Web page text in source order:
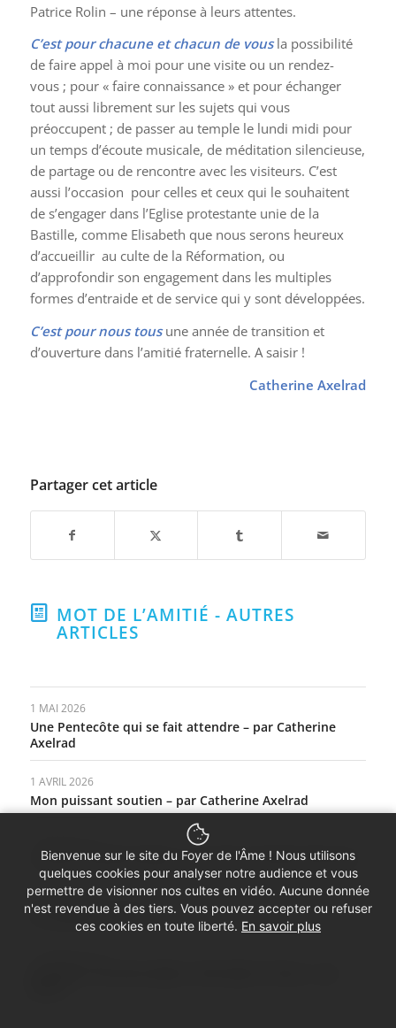
Patrice Rolin – une réponse à leurs attentes.
C’est pour chacune et chacun de vousla possibilité
de faire appel à moi pour une visite ou un rendez-
vous ; pour « faire connaissance » et pour échanger
tout aussi librement sur les sujets qui vous
préoccupent ; de passer au temple le lundi midi pour
un temps d’écoute musicale, de méditation silencieuse,
de partage ou de rencontre avec les visiteurs. C’est
aussi l’occasion pour celles et ceux qui le souhaitent
de s’engager dans l’Eglise protestante unie de la
Bastille, comme Elisabeth que nous serons heureux
d’accueillir au culte de la Réformation, ou
d’approfondir son engagement dans les multiples
formes d’entraide et de service qui y sont développées.
C’est pour nous tousune année de transition et
d’ouverture dans l’amitié fraternelle. A saisir !
Catherine Axelrad
Partager cet article
MOT DE L’AMITIÉ - AUTRES
ARTICLES
1 MAI 2026
Une Pentecôte qui se fait attendre – par Catherine
Axelrad
1 AVRIL 2026
Mon puissant soutien – par Catherine Axelrad
L’exercice démocratique – par Pierre-Charles Decoster
1 FÉVRIER 2026
Un bulletin collectif
Bienvenue sur le site du Foyer de l'Âme ! Nous utilisons
quelques cookies pour analyser notre audience et vous
permettre de visionner nos cultes en vidéo. Aucune donnée
n'est revendue à des tiers. Vous pouvez accepter ou refuser
ces cookies en toute liberté. En savoir plus